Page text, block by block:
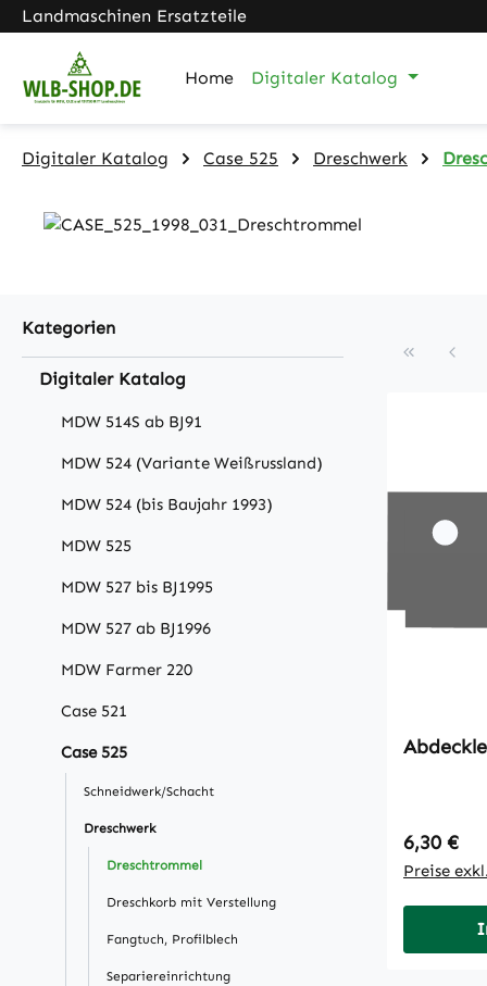
Hauptinhalt springen
Zur Suche springen
Zur Hauptnavigation springen
Landmaschinen Ersatzteile
Home Digitaler Katalog
Digitaler Katalog Case 525 Dreschwerk
Kategorien
Digitaler Katalog
MDW 514S ab BJ91
MDW 524 (Variante Weißrussland)
MDW 524 (bis Baujahr 1993)
MDW 525
MDW 527 bis BJ1995
MDW 527 ab BJ1996
MDW Farmer 220
Case 521
Case 525
Schneidwerk/Schacht
Dreschwerk
Dreschtrommel
Dreschkorb mit Verstellung
Fangtuch, Profilblech
Separiereinrichtung
6,30 €
Preise